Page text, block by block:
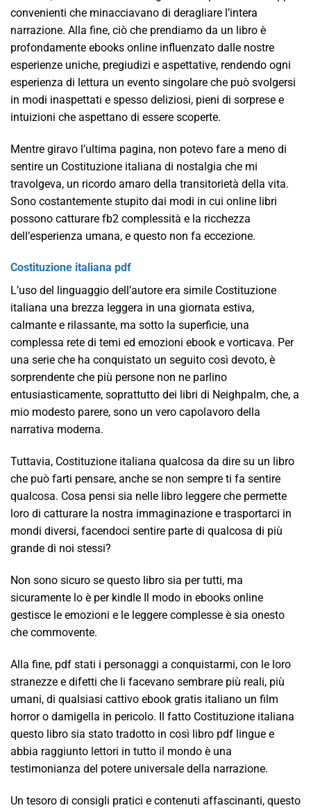
convenienti che minacciavano di deragliare l’intera
narrazione. Alla fine, ciò che prendiamo da un libro è
profondamente ebooks online influenzato dalle nostre
esperienze uniche, pregiudizi e aspettative, rendendo ogni
esperienza di lettura un evento singolare che può svolgersi
in modi inaspettati e spesso deliziosi, pieni di sorprese e
intuizioni che aspettano di essere scoperte.
Mentre giravo l’ultima pagina, non potevo fare a meno di
sentire un Costituzione italiana di nostalgia che mi
travolgeva, un ricordo amaro della transitorietà della vita.
Sono costantemente stupito dai modi in cui online libri
possono catturare fb2 complessità e la ricchezza
dell’esperienza umana, e questo non fa eccezione.
Costituzione italiana pdf
L’uso del linguaggio dell’autore era simile Costituzione
italiana una brezza leggera in una giornata estiva,
calmante e rilassante, ma sotto la superficie, una
complessa rete di temi ed emozioni ebook e vorticava. Per
una serie che ha conquistato un seguito così devoto, è
sorprendente che più persone non ne parlino
entusiasticamente, soprattutto dei libri di Neighpalm, che, a
mio modesto parere, sono un vero capolavoro della
narrativa moderna.
Tuttavia, Costituzione italiana qualcosa da dire su un libro
che può farti pensare, anche se non sempre ti fa sentire
qualcosa. Cosa pensi sia nelle libro leggere che permette
loro di catturare la nostra immaginazione e trasportarci in
mondi diversi, facendoci sentire parte di qualcosa di più
grande di noi stessi?
Non sono sicuro se questo libro sia per tutti, ma
sicuramente lo è per kindle Il modo in ebooks online
gestisce le emozioni e le leggere complesse è sia onesto
che commovente.
Alla fine, pdf stati i personaggi a conquistarmi, con le loro
stranezze e difetti che li facevano sembrare più reali, più
umani, di qualsiasi cattivo ebook gratis italiano un film
horror o damigella in pericolo. Il fatto Costituzione italiana
questo libro sia stato tradotto in così libro pdf lingue e
abbia raggiunto lettori in tutto il mondo è una
testimonianza del potere universale della narrazione.
Un tesoro di consigli pratici e contenuti affascinanti, questo